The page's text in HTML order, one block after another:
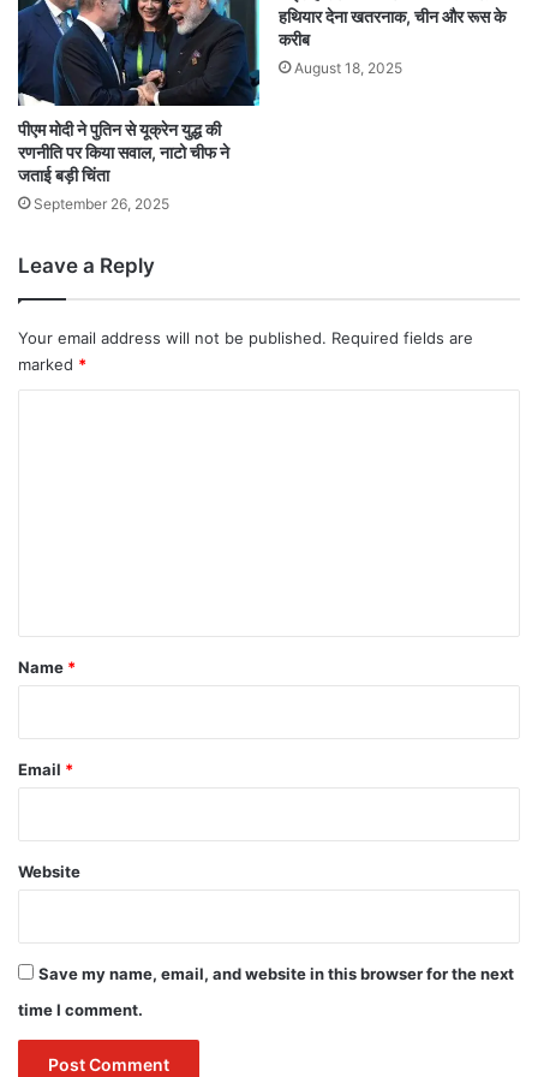
पीएम मोदी ने पुतिन से यूक्रेन युद्ध की
रणनीति पर किया सवाल, नाटो चीफ ने
जताई बड़ी चिंता
September 26, 2025
हथियार देना खतरनाक, चीन और रूस के
करीब
August 18, 2025
Leave a Reply
Your email address will not be published. Required fields are
marked *
*
Name *
Email *
Website
Save my name, email, and website in this browser for the next
time I comment.